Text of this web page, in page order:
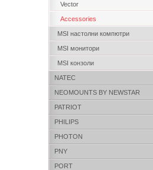
Vector
Accessories
MSI настолни компютри
MSI монитори
MSI конзоли
NATEC
NEOMOUNTS BY NEWSTAR
PATRIOT
PHILIPS
PHOTON
PNY
PORT